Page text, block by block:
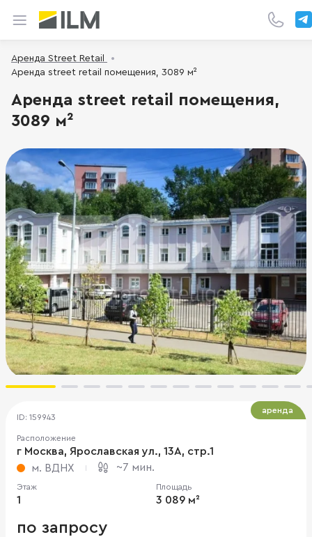
Аренда Street Retail
Аренда street retail помещения, 3089 м²
Аренда street retail помещения,
3089 м²
ID: 159943
Расположение
г Москва, Ярославская ул., 13А, стр.1
м. ВДНХ
~7 мин.
Этаж
1
Площадь
3 089 м²
по запросу
аренда